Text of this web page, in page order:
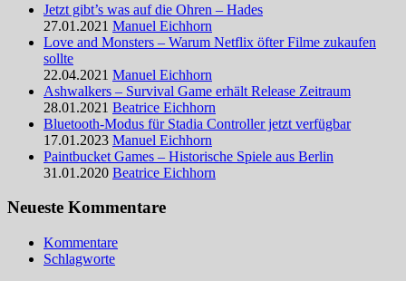
Jetzt gibt’s was auf die Ohren – Hades
27.01.2021 Manuel Eichhorn
Love and Monsters – Warum Netflix öfter Filme zukaufen
sollte
22.04.2021 Manuel Eichhorn
Ashwalkers – Survival Game erhält Release Zeitraum
28.01.2021 Beatrice Eichhorn
Bluetooth-Modus für Stadia Controller jetzt verfügbar
17.01.2023 Manuel Eichhorn
Paintbucket Games – Historische Spiele aus Berlin
31.01.2020 Beatrice Eichhorn
Neueste Kommentare
Kommentare
Schlagworte